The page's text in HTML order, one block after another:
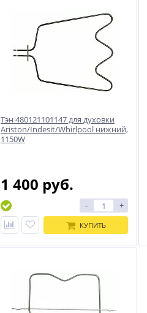
Тэн 480121101147 для духовки
Ariston/Indesit/Whirlpool нижний,
1150W
1 400 руб.
- +
КУПИТЬ